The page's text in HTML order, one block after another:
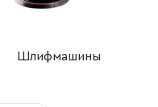
Шлифмашины